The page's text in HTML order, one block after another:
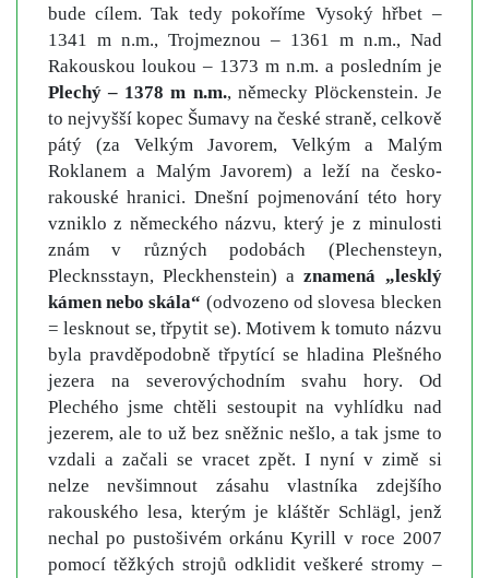
bude cílem. Tak tedy pokoříme Vysoký hřbet –
1341 m n.m., Trojmeznou – 1361 m n.m., Nad
Rakouskou loukou – 1373 m n.m. a posledním je
Plechý – 1378 m n.m., německy Plöckenstein. Je
to nejvyšší kopec Šumavy na české straně, celkově
pátý (za Velkým Javorem, Velkým a Malým
Roklanem a Malým Javorem) a leží na česko-
rakouské hranici. Dnešní pojmenování této hory
vzniklo z německého názvu, který je z minulosti
znám v různých podobách (Plechensteyn,
Plecknsstayn, Pleckhenstein) aznamená „lesklý
kámen nebo skála“ (odvozeno od slovesa blecken
= lesknout se, třpytit se). Motivem k tomuto názvu
byla pravděpodobně třpytící se hladina Plešného
jezera na severovýchodním svahu hory. Od
Plechého jsme chtěli sestoupit na vyhlídku nad
jezerem, ale to už bez sněžnic nešlo, a tak jsme to
vzdali a začali se vracet zpět. I nyní v zimě si
nelze nevšimnout zásahu vlastníka zdejšího
rakouského lesa, kterým je kláštěr Schlägl, jenž
nechal po pustošivém orkánu Kyrill v roce 2007
pomocí těžkých strojů odklidit veškeré stromy –